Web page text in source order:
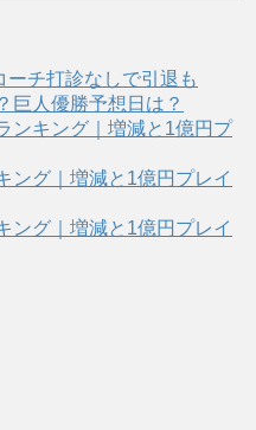
チ打診なしで引退も
巨人優勝予想日は？
ンキング｜増減と1億円プ
ング｜増減と1億円プレイ
ング｜増減と1億円プレイ